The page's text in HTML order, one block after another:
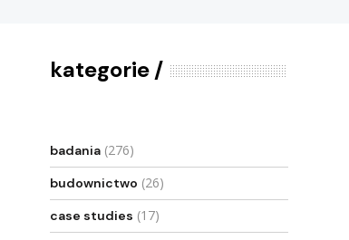
kategorie
badania (276)
budownictwo (26)
case studies (17)